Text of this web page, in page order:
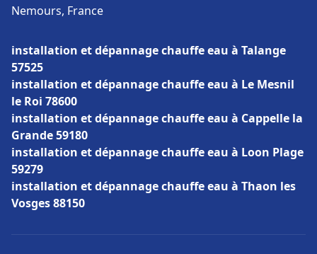
Nemours, France
installation et dépannage chauffe eau à Talange
57525
installation et dépannage chauffe eau à Le Mesnil
le Roi 78600
installation et dépannage chauffe eau à Cappelle la
Grande 59180
installation et dépannage chauffe eau à Loon Plage
59279
installation et dépannage chauffe eau à Thaon les
Vosges 88150